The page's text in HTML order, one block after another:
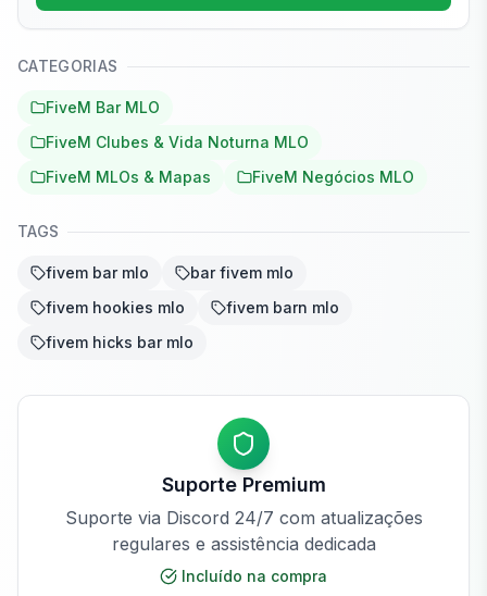
CATEGORIAS
FiveM Bar MLO
FiveM Clubes & Vida Noturna MLO
FiveM MLOs & Mapas
FiveM Negócios MLO
TAGS
fivem bar mlo
bar fivem mlo
fivem hookies mlo
fivem barn mlo
fivem hicks bar mlo
Suporte Premium
Suporte via Discord 24/7 com atualizações
regulares e assistência dedicada
Incluído na compra